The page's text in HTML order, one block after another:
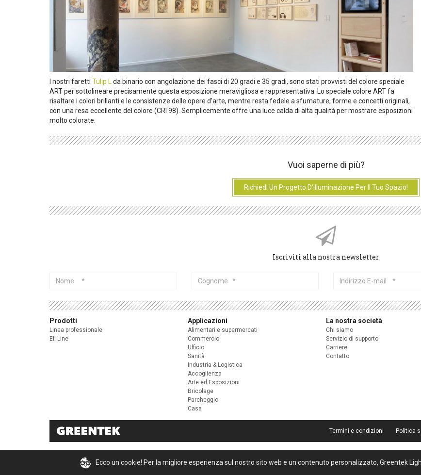
I nostri faretti Tulip Lda binario con angolazione dei fasci di 20 gradi e 35 gradi, sono stati provvisti del colore speciale
ART per sottolineare precisamente questa esposizione meravigliosa e rappresentativa. Lo speciale colore ART fa
risaltare i colori brillanti e le consistenze delle opere d'arte, mentre resta fedele a sfumature, forme e concetti originali,
con una resa eccellente del colore (CRI 98). Semplicemente offre una luce calda di alta qualità per mostrare esposizioni
molto colorate.
Vuoi saperne di più?
Richiedi Un Progetto D'illuminazione Per Il Tuo Spazio!
Iscriviti alla nostra newsletter
Nome Cognome
Indirizzo
Prodotti
Linea professionale
Efi Line
Applicazioni
Alimentari e supermercati
Commercio
Ufficio
Sanità
Industria & Logistica
Accoglienza
Arte ed Esposizioni
Bricolage
Parcheggio
Casa
La nostra società
Chi siamo
Servizio di supporto
Carriere
Contatto
Termini e condizioni Politica
Ecco un cookie! Per la migliore esperienza sul nostro sito web e un contenuto personalizzato, Greentek